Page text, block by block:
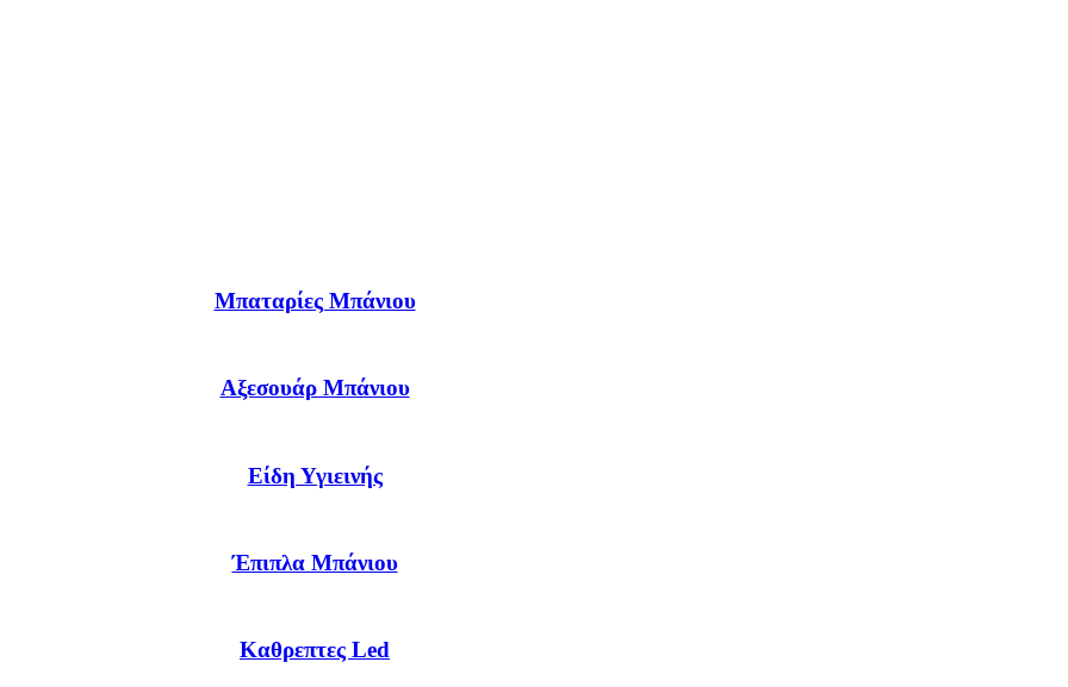
Μπαταρίες Μπάνιου
Αξεσουάρ Μπάνιου
Είδη Υγιεινής
Έπιπλα Μπάνιου
Καθρεπτες Led